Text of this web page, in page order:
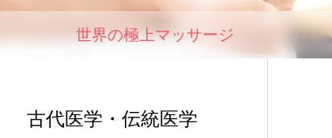
世界の極上マッサージ
古代医学・伝統医学